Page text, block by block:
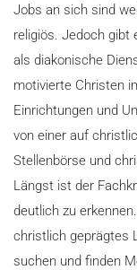
Jobs an sich sind
religiös. Jedoch gibt
als diakonische
motivierte Christen
Einrichtungen und
von einer auf
Stellenbörse und
Längst ist der
deutlich zu
christlich geprägtes
suchen und finden